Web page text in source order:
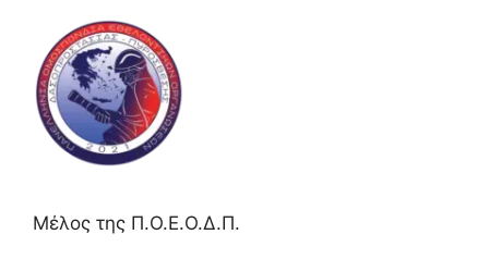
Μέλος της Π.Ο.Ε.Ο.Δ.Π.